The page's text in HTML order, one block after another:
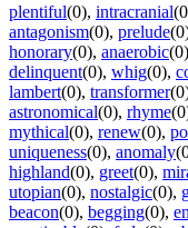
plentiful(0), intracranial
antagonism(0), prelude
honorary(0), anaerobic(0)
delinquent(0), whig(0),
lambert(0), transformer
astronomical(0), rhyme
mythical(0), renew(0),
uniqueness(0), anomaly
highland(0), greet(0),
utopian(0), nostalgic(0),
beacon(0), begging(0),